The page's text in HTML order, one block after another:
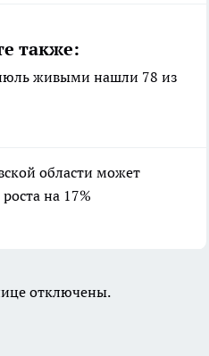
также:
живыми нашли 78 из
области может
на 17%
отключены.